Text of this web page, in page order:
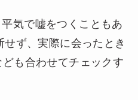
気で嘘をつくこともあ
ず、実際に会ったとき
も合わせてチェックす